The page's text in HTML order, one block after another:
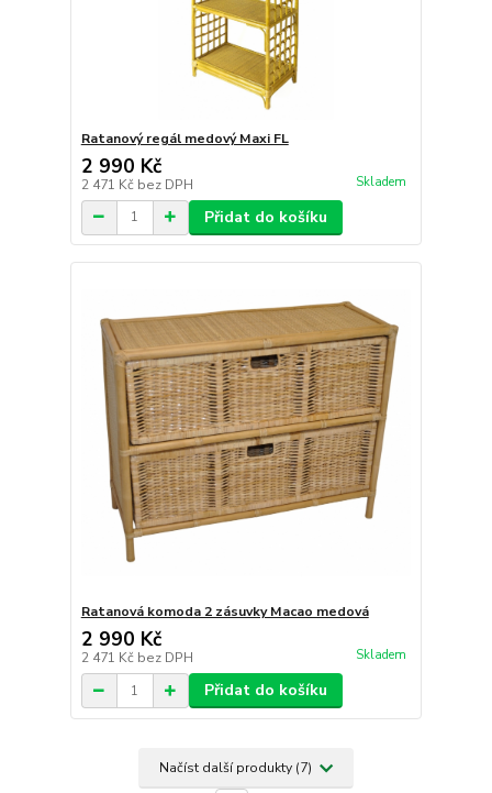
Ratanový regál medový Maxi FL
2 990 Kč
2 471 Kč bez DPH Skladem
Přidat do košíku
Ratanová komoda 2 zásuvky Macao medová
2 990 Kč
2 471 Kč bez DPH Skladem
Přidat do košíku
Načíst další produkty (7)